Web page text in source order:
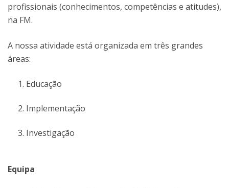
profissionais (conhecimentos, competências e atitudes),
na FM.
A nossa atividade está organizada em três grandes
áreas:
Educação
Implementação
Investigação
Equipa